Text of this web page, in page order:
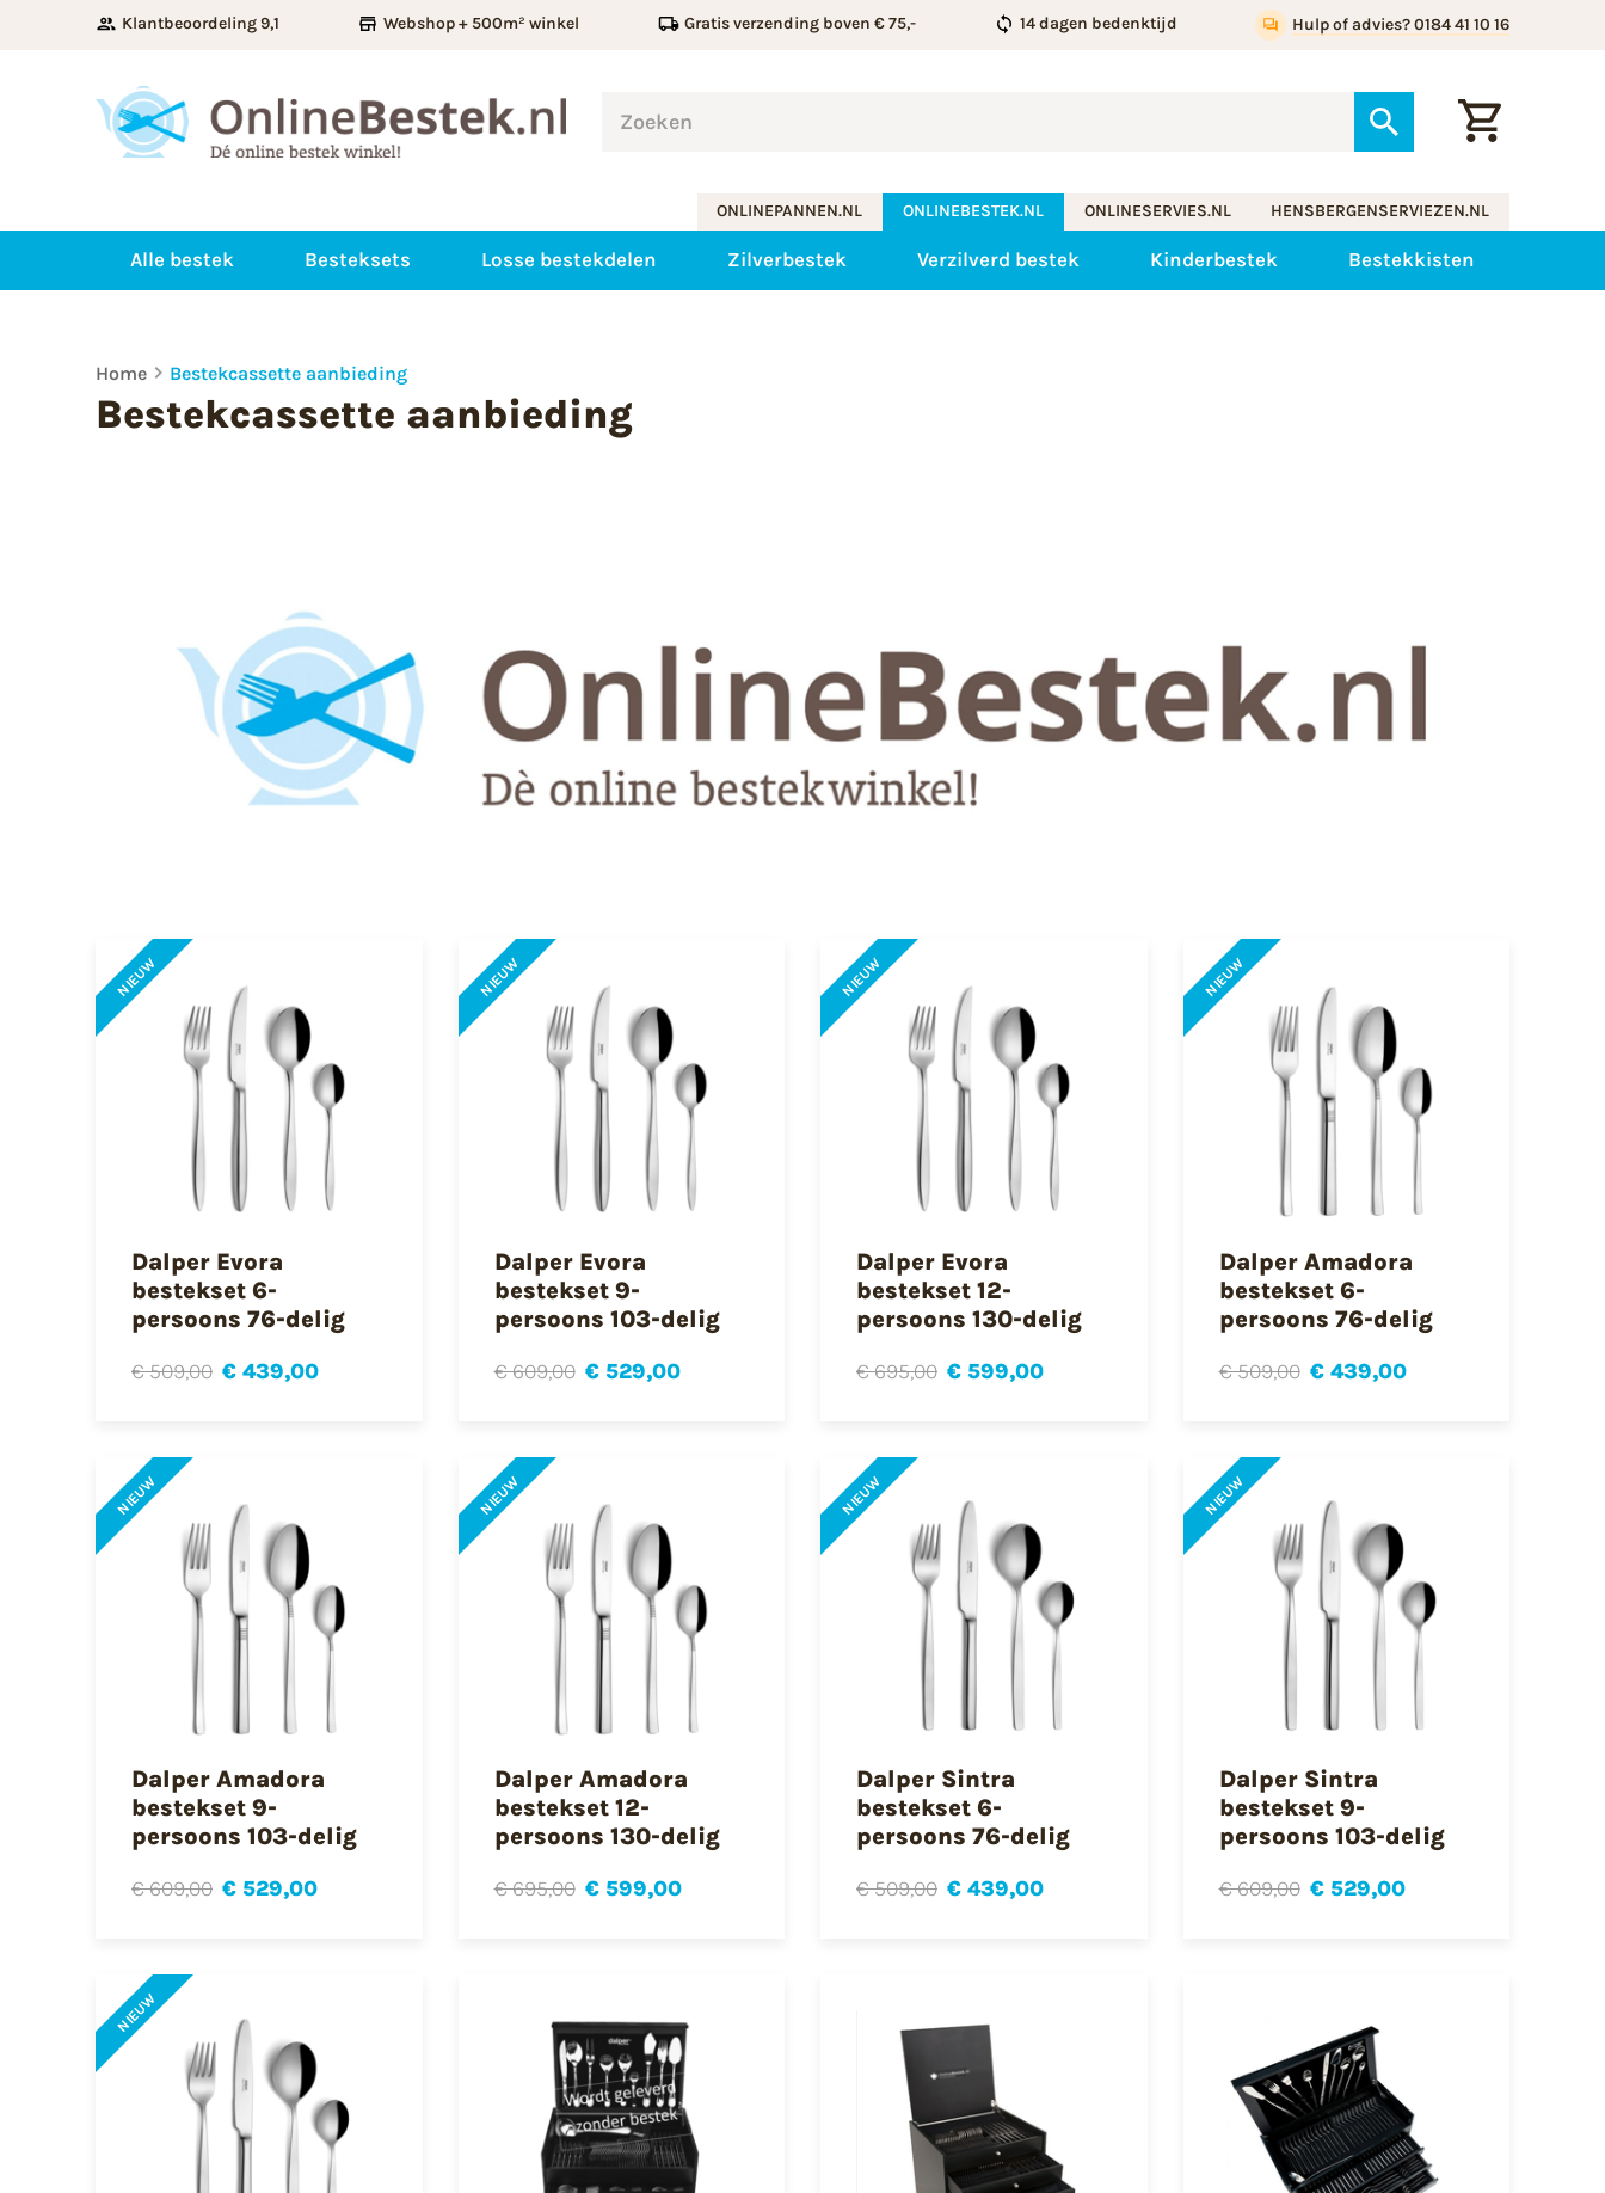
Klantbeoordeling 9,1 Webshop + 500m² winkel Gratis verzending boven € 75,- 14 dagen bedenktijd Hulp of advies? 0184 41 10 16
ONLINEPANNEN.NL ONLINEBESTEK.NL ONLINESERVIES.NL HENSBERGENSERVIEZEN.NL
Alle bestek Besteksets Losse bestekdelen Zilverbestek Verzilverd bestek Kinderbestek Bestekkisten
Home Bestekcassette aanbieding
Bestekcassette aanbieding
NIEUW
Dalper Evora
bestekset 6-
persoons 76-delig
€ 509,00 € 439,00
NIEUW
Dalper Evora
bestekset 9-
persoons 103-delig
€ 609,00 € 529,00
NIEUW
Dalper Evora
bestekset 12-
persoons 130-delig
€ 695,00 € 599,00
NIEUW
Dalper Amadora
bestekset 6-
persoons 76-delig
€ 509,00 € 439,00
NIEUW
Dalper Amadora
bestekset 9-
persoons 103-delig
€ 609,00 € 529,00
NIEUW
Dalper Amadora
bestekset 12-
persoons 130-delig
€ 695,00 € 599,00
NIEUW
Dalper Sintra
bestekset 6-
persoons 76-delig
€ 509,00 € 439,00
NIEUW
Dalper Sintra
bestekset 9-
persoons 103-delig
€ 609,00 € 529,00
NIEUW